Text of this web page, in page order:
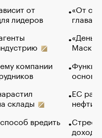
от
лидеров
компании
склады
вредить
«От
глава
Маск в
основ
ЕС
нефти